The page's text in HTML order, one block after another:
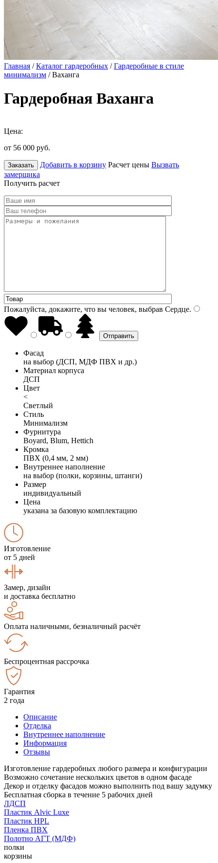
Главная /Каталог гардеробных /Гардеробные в стиле
минимализм / Ваханга
Гардеробная Ваханга
Цена:
от 56 000 руб.
Заказать Добавить в корзину Расчет цены Вызвать
замерщика
Получить расчет
Пожалуйста, докажите, что вы человек, выбрав Сердце.
Фасад
на выбор (ДСП, МДФ ПВХ и др.)
Материал корпуса
ДСП
Цвет
<
Светлый
Стиль
Минимализм
Фурнитура
Boyard, Blum, Hettich
Кромка
ПВХ (0,4 мм, 2 мм)
Внутреннее наполнение
на выбор (полки, корзины, штанги)
Размер
индивидуальный
Цена
указана за базовую комплектацию
Изготовление
от 5 дней
Замер, дизайн
и доставка бесплатно
Оплата наличными, безналичный расчёт
Беспроцентная рассрочка
Гарантия
2 года
Описание
Отделка
Внутреннее наполнение
Информация
Отзывы
Изготовление гардеробных любого размера и конфигурации
Возможно сочетание нескольких цветов в одном фасаде
Декор и отделку фасадов можно выполнить под вашу задумку
Бесплатная сборка в течение 5 рабочих дней
ЛДСП
Пластик Alvic Luxe
Пластик HPL
Пленка ПВХ
Полотно АГТ (МДФ)
полки
корзины